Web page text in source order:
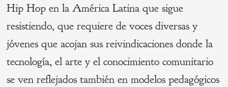
Hip Hop en la América Latina que sigue
resistiendo, que requiere de voces diversas y
jóvenes que acojan sus reivindicaciones donde la
tecnología, el arte y el conocimiento comunitario
se ven reflejados también en modelos pedagógicos